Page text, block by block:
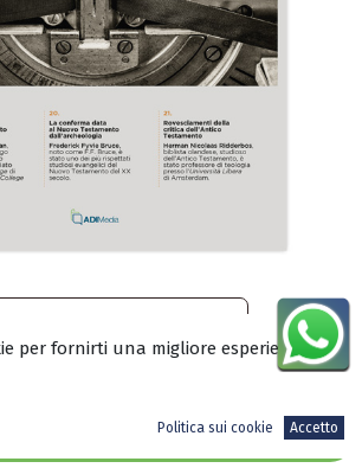
Aggiungi al carrello
per fornirti una migliore esperienza
Politica sui cookie Accetto